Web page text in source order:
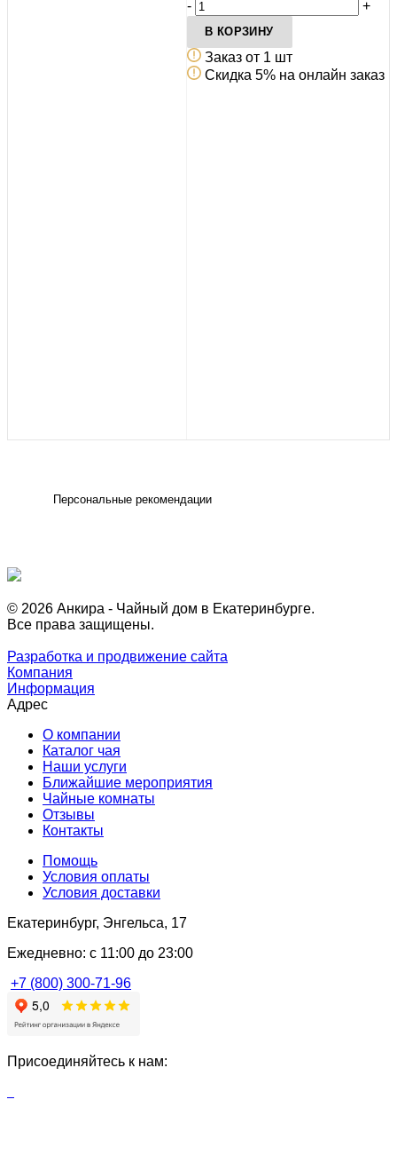
-
+
В КОРЗИНУ
Заказ от 1 шт
Скидка 5% на онлайн заказ
Персональные рекомендации
© 2026 Анкира - Чайный дом в Екатеринбурге.
Все права защищены.
Разработка и продвижение сайта
Компания
Информация
Адрес
О компании
Каталог чая
Наши услуги
Ближайшие мероприятия
Чайные комнаты
Отзывы
Контакты
Помощь
Условия оплаты
Условия доставки
Екатеринбург, Энгельса, 17
Ежедневно: с 11:00 до 23:00
+7 (800) 300-71-96
Присоединяйтесь к нам: